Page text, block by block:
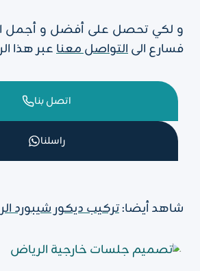
و لكي تحصل على أفضل و أجمل
فسارع الىالتواصل معناعبر هذا
اتصل بنا
راسلنا
شاهد أيضا:تركيب ديكور شيبورد